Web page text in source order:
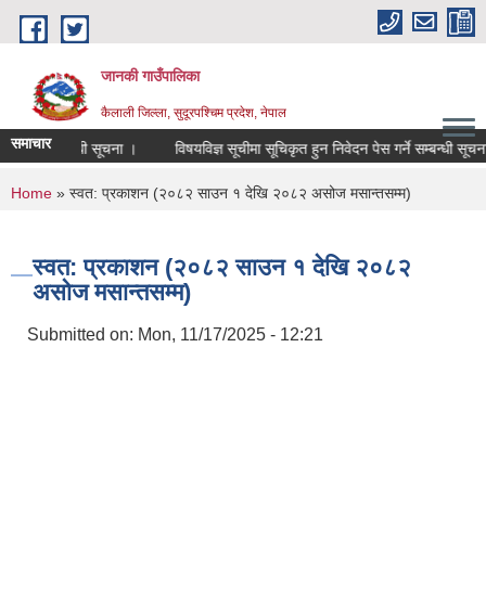
Skip to main content
जानकी गाउँपालिका
कैलाली जिल्ला, सुदूरपश्चिम प्रदेश, नेपाल
समाचारसम्बन्धी सूचना । विषयविज्ञ सूचीमा सूचिकृत हुन निवेदन पेस गर्ने सम्बन्धी सूचना ।
You are here
Home » स्वत: प्रकाशन (२०८२ साउन १ देखि २०८२ असोज मसान्तसम्म)
स्वत: प्रकाशन (२०८२ साउन १ देखि २०८२
असोज मसान्तसम्म)
Submitted on: Mon, 11/17/2025 - 12:21